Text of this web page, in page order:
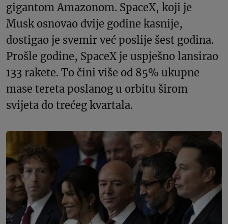
gigantom Amazonom. SpaceX, koji je
Musk osnovao dvije godine kasnije,
dostigao je svemir već poslije šest godina.
Prošle godine, SpaceX je uspješno lansirao
133 rakete. To čini više od 85% ukupne
mase tereta poslanog u orbitu širom
svijeta do trećeg kvartala.